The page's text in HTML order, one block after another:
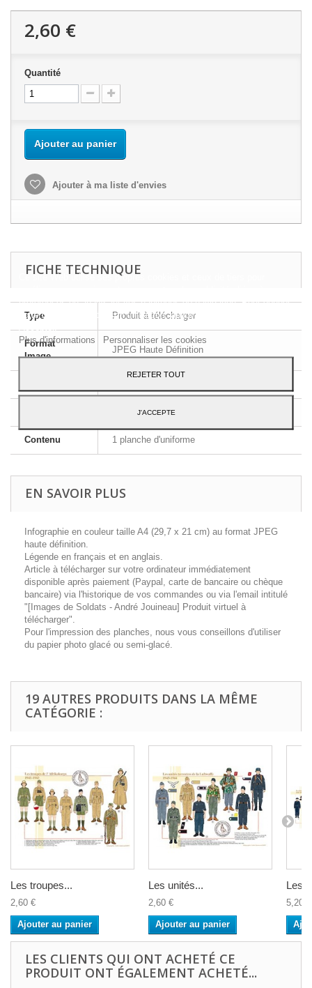
2,60 €
Quantité
Ajouter au panier
Ajouter à ma liste d'envies
FICHE TECHNIQUE
Type Produit à télécharger
Format
Image
JPEG Haute Définition
Français et Anglais
Contenu 1 planche d'uniforme
EN SAVOIR PLUS
Infographie en couleur taille A4 (29,7 x 21 cm) au format JPEG
haute définition.
Légende en français et en anglais.
Article à télécharger sur votre ordinateur immédiatement
disponible après paiement (Paypal, carte de bancaire ou chèque
bancaire) via l'historique de vos commandes ou via l'email intitulé
"[Images de Soldats - André Jouineau] Produit virtuel à
télécharger".
Pour l'impression des planches, nous vous conseillons d'utiliser
du papier photo glacé ou semi-glacé.
19 AUTRES PRODUITS DANS LA MÊME
CATÉGORIE :
Les troupes...
2,60 €
Ajouter au panier
Les unités...
2,60 €
Ajouter au panier
Les
5,20 €
LES CLIENTS QUI ONT ACHETÉ CE
PRODUIT ONT ÉGALEMENT ACHETÉ...
Ce site Web utilise ses propres cookies et ceux de tiers pour
préférences en analysant vos habitudes de navigation. Pour donner
votre consentement à son utilisation, appuyez sur le bouton
Plus d'informations
Personnaliser les cookies
REJETER TOUT
J'ACCEPTE